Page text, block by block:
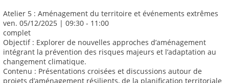
Atelier 5 : Aménagement du territoire et événements extrêmes
ven. 05/12/2025 | 09:30 - 11:00
complet
Objectif : Explorer de nouvelles approches d’aménagement
intégrant la prévention des risques majeurs et l’adaptation au
changement climatique.
Contenu : Présentations croisées et discussions autour de
projets d’aménagement résilients, de la planification territoriale